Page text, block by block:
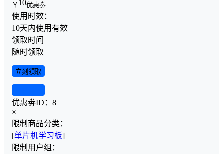
￥ 10优惠劵
使用时效：
10天内使用有效
领取时间
随时领取
立刻领取
优惠劵ID： 8
×
限制商品分类：
[单片机学习板]
限制用户组：